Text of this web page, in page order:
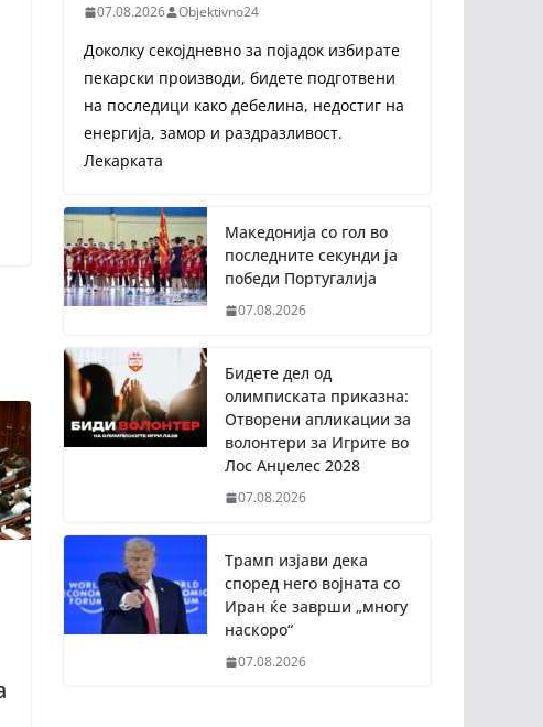
07.08.2026 Objektivno24
Доколку секојдневно за појадок избирате
пекарски производи, бидете подготвени
на последици како дебелина, недостиг на
енергија, замор и раздразливост.
Лекарката
Македонија со гол во
последните секунди ја
победи Португалија
07.08.2026
Бидете дел од
олимписката приказна:
Отворени апликации за
волонтери за Игрите во
Лос Анџелес 2028
07.08.2026
Трамп изјави дека
според него војната со
Иран ќе заврши „многу
наскоро“
07.08.2026